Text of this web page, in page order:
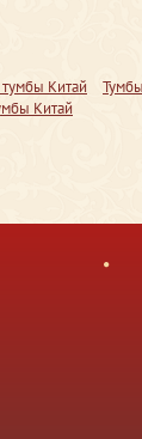
Китай
Китай